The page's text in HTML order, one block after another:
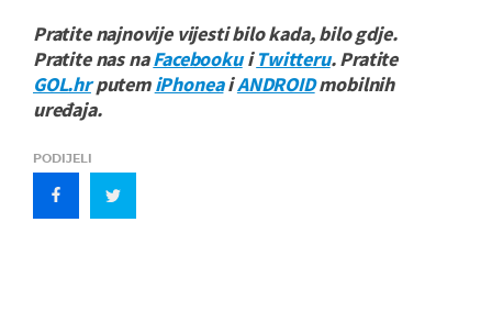
Pratite najnovije vijesti bilo kada, bilo gdje.
Pratite nas naFacebookuiTwitteru. Pratite
GOL.hrputemiPhoneaiANDROIDmobilnih
uređaja.
PODIJELI